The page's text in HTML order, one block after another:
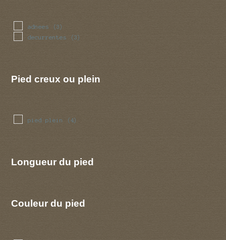
adnees (3)
decurrentes (3)
Pied creux ou plein
pied plein (4)
Longueur du pied
Couleur du pied